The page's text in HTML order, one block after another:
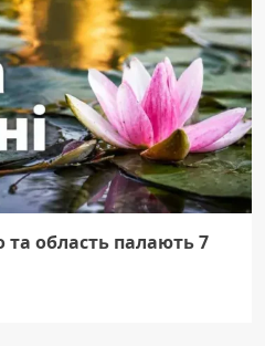
область палають 7